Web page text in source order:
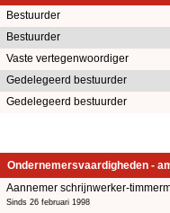
Bestuurder
Bestuurder
Vaste vertegenwoordiger
Gedelegeerd bestuurder
Gedelegeerd bestuurder
Ondernemersvaardigheden -
Aannemer schrijnwerker-
Sinds 26 februari 1998